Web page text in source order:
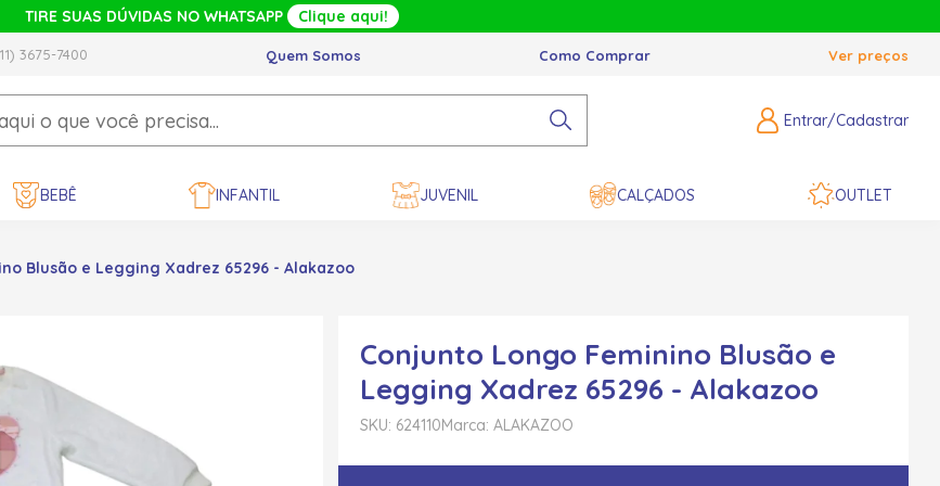
TIRE SUAS DÚVIDAS NO WHATSAPP Clique aqui!
3675-7400 Quem Somos Como Comprar Ver preços
Entrar/Cadastrar
BEBÊ INFANTIL JUVENIL CALÇADOS OUTLET
Blusão e Legging Xadrez 65296 - Alakazoo
Conjunto Longo Feminino Blusão e
Legging Xadrez 65296 - Alakazoo
SKU: 624110Marca: ALAKAZOO